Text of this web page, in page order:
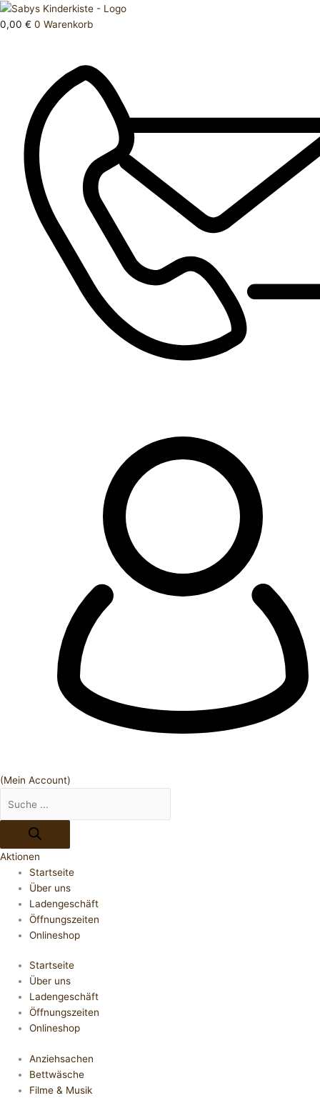
Zum
Inhalt
0,00 € 0 Warenkorb
(Mein Account)
Products
search
Aktionen
Startseite
Über uns
Ladengeschäft
Öffnungszeiten
Onlineshop
Startseite
Über uns
Ladengeschäft
Öffnungszeiten
Onlineshop
Anziehsachen
Bettwäsche
Filme & Musik
Body
kurz